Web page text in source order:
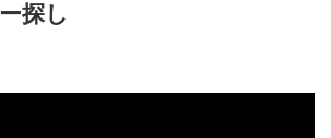
探し